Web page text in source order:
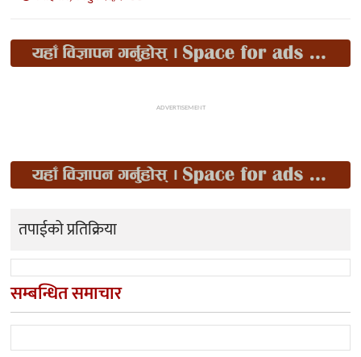
ADVERTISEMENT
तपाईको प्रतिक्रिया
सम्बन्धित समाचार